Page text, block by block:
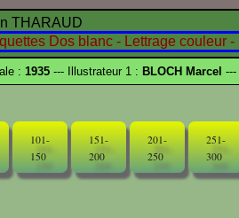
THARAUD
: 1935 --- Illustrateur 1 : BLOCH Marcel ---
101-
150
151-
200
201-
250
251-
300